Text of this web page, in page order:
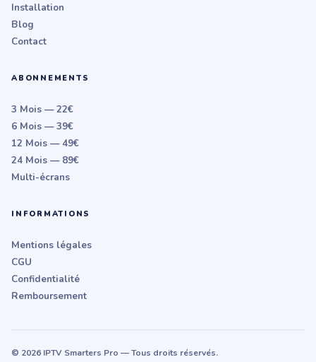
Installation
Blog
Contact
ABONNEMENTS
3 Mois — 22€
6 Mois — 39€
12 Mois — 49€
24 Mois — 89€
Multi-écrans
INFORMATIONS
Mentions légales
CGU
Confidentialité
Remboursement
© 2026 IPTV Smarters Pro — Tous droits réservés.